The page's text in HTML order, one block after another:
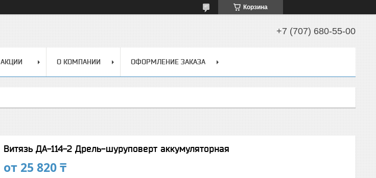
Корзина
+7 (707) 680-55-00
АКЦИИ О КОМПАНИИ ОФОРМЛЕНИЕ ЗАКАЗА
Витязь ДА-114-2 Дрель-шуруповерт аккумуляторная
от 25 820 ₸